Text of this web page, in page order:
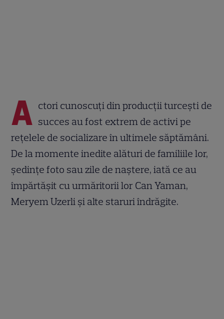
A ctori cunoscuți din producții turcești de
succes au fost extrem de activi pe
rețelele de socializare în ultimele săptămâni.
De la momente inedite alături de familiile lor,
ședințe foto sau zile de naștere, iată ce au
împărtășit cu urmăritorii lor Can Yaman,
Meryem Uzerli și alte staruri îndrăgite.